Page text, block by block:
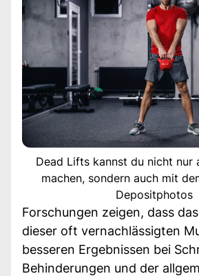
Dead Lifts kannst du nicht nur
machen, sondern auch mit
Depositphotos
Forschungen zeigen, dass das
dieser oft vernachlässigten
besseren Ergebnissen bei
Behinderungen und der